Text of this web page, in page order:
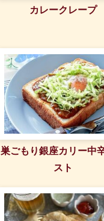
カレークレープ
巣ごもり銀座カリー中
スト